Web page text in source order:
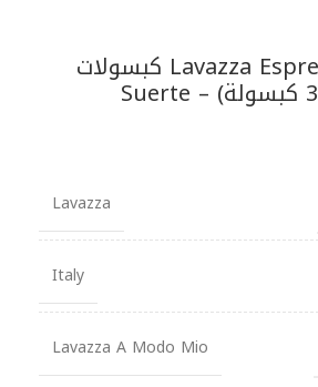
Lavazza Espresso Capsules كبسولات
Lavazza
Italy
Lavazza A Modo Mio